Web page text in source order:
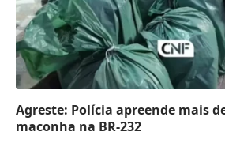
Agreste: Polícia apreende mais
maconha na BR-232